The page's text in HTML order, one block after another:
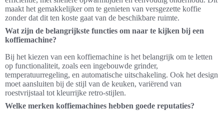
maakt het gemakkelijker om te genieten van versgezette koffie
zonder dat dit ten koste gaat van de beschikbare ruimte.
Wat zijn de belangrijkste functies om naar te kijken bij een
koffiemachine?
Bij het kiezen van een koffiemachine is het belangrijk om te letten
op functionaliteit, zoals een ingebouwde grinder,
temperatuurregeling, en automatische uitschakeling. Ook het design
moet aansluiten bij de stijl van de keuken, variërend van
roestvrijstaal tot kleurrijke retro-stijlen.
Welke merken koffiemachines hebben goede reputaties?